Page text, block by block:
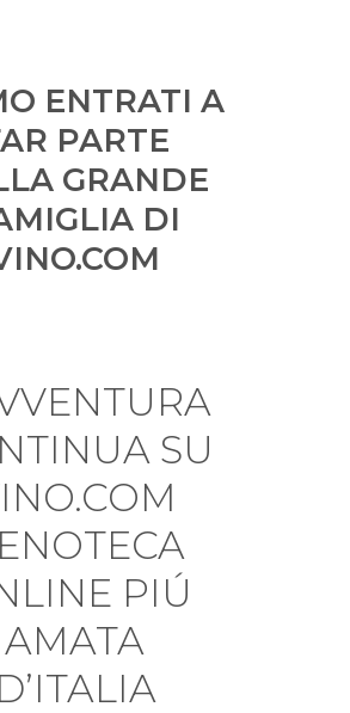
ENTRATI A
PARTE
GRANDE
DI
SU
PIÚ
AMATA
D’ITALIA